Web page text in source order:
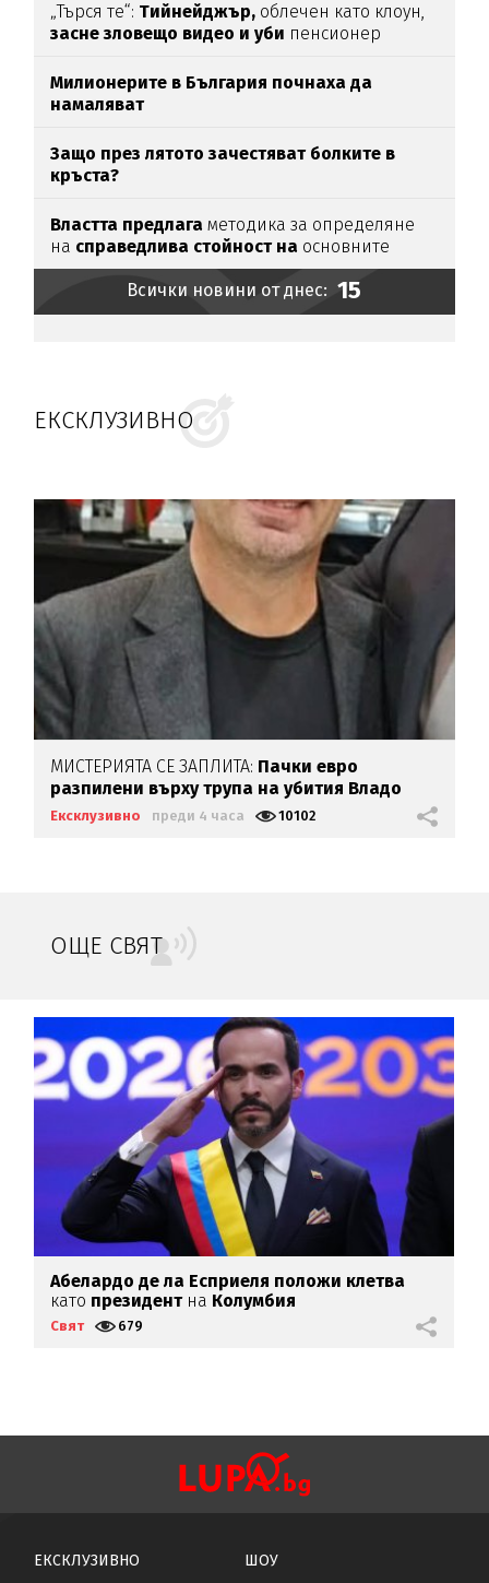
„Търся те“: Тийнейджър, облечен като клоун,
засне зловещо видео и уби пенсионер
Милионерите в България почнаха да
намаляват
Защо през лятото зачестяват болките в
кръста?
Властта предлага методика за определяне
на справедлива стойност на основните
храни
Всички новини от днес: 15
ЕКСКЛУЗИВНО
МИСТЕРИЯТА СЕ ЗАПЛИТА: Пачки евро
разпилени върху трупа на убития Владо
Загатото
Ексклузивно преди 4 часа 10102
ОЩЕ СВЯТ
Абелардо де ла Есприеля положи клетва
като президент на Колумбия
Свят 679
ЕКСКЛУЗИВНО
ШОУ